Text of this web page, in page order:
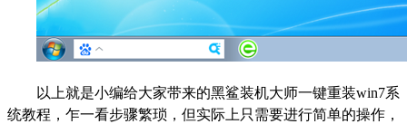
以上就是小编给大家带来的黑鲨装机大师一键重装win7系
统教程，乍一看步骤繁琐，但实际上只需要进行简单的操作，